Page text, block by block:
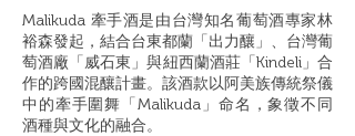
Malikuda 牽手酒是由台灣知名葡萄酒專家林
裕森發起，結合台東都蘭「出力釀」、台灣葡
萄酒廠「威石東」與紐西蘭酒莊「Kindeli」合
作的跨國混釀計畫。該酒款以阿美族傳統祭儀
中的牽手圍舞「Malikuda」命名，象徵不同
酒種與文化的融合。